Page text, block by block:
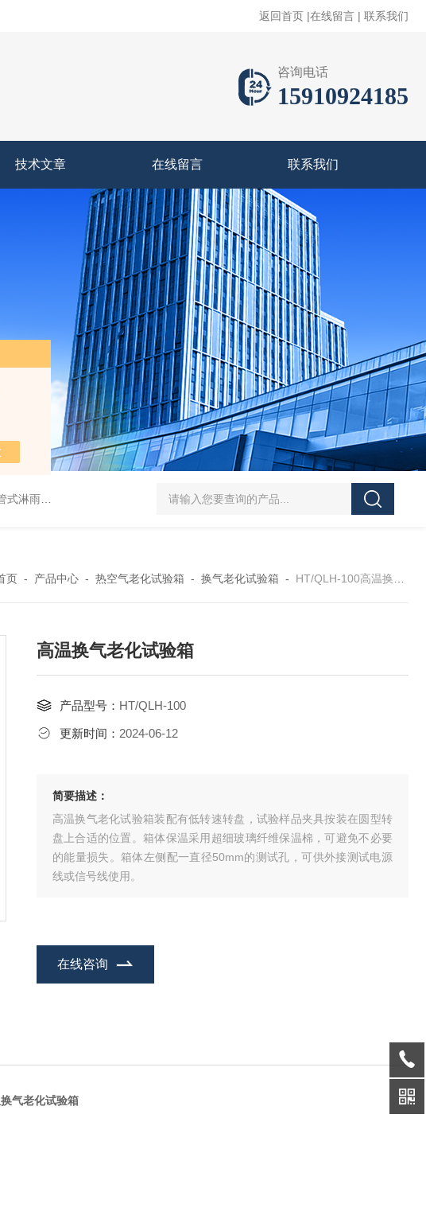
返回首页 |在线留言 | 联系我们
咨询电话
15910924185
技术文章 在线留言 联系我们
雨试验机 HT/SC-800砂尘试验机厂家 HT/GDSJ-80天津小型高低温交变湿热试验
页- 产品中心- 热空气老化试验箱 - 换气老化试验箱 - HT/QLH-100高温换气老化试验箱
高温换气老化试验箱
产品型号： HT/QLH-100
更新时间： 2024-06-12
简要描述：
高温换气老化试验箱装配有低转速转盘，试验样品夹具按装在圆型转
盘上合适的位置。箱体保温采用超细玻璃纤维保温棉，可避免不必要
的能量损失。箱体左侧配一直径50mm的测试孔，可供外接测试电源
线或信号线使用。
在线咨询
气老化试验箱